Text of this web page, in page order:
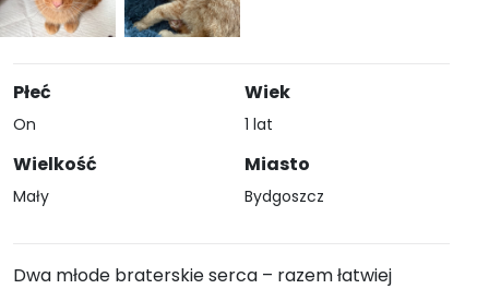
Płeć
On
Wielkość
Mały
Wiek
1 lat
Miasto
Bydgoszcz
Dwa młode braterskie serca – razem łatwiej